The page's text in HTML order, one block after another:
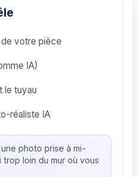
votre pièce
IA)
le tuyau
réaliste IA
photo prise à mi-
loin du mur où vous